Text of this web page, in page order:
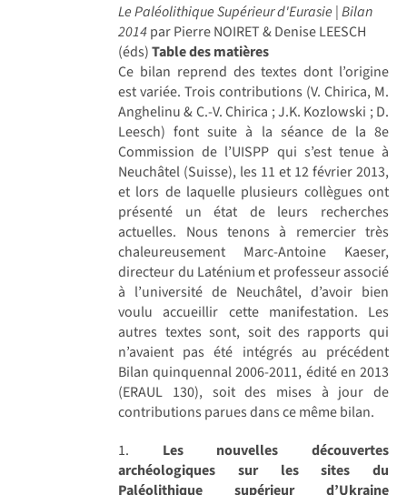
Le Paléolithique Supérieur d'Eurasie | Bilan
2014par Pierre NOIRET & Denise LEESCH
(éds)Table des matières
Ce bilan reprend des textes dont l’origine
est variée. Trois contributions (V. Chirica, M.
Anghelinu & C.-V. Chirica ; J.K. Kozlowski ; D.
Leesch) font suite à la séance de la 8e
Commission de l’UISPP qui s’est tenue à
Neuchâtel (Suisse), les 11 et 12 février 2013,
et lors de laquelle plusieurs collègues ont
présenté un état de leurs recherches
actuelles. Nous tenons à remercier très
chaleureusement Marc-Antoine Kaeser,
directeur du Laténium et professeur associé
à l’université de Neuchâtel, d’avoir bien
voulu accueillir cette manifestation. Les
autres textes sont, soit des rapports qui
n’avaient pas été intégrés au précédent
Bilan quinquennal 2006-2011, édité en 2013
(ERAUL 130), soit des mises à jour de
contributions parues dans ce même bilan.
1. Les nouvelles découvertes
archéologiques sur les sites du
Paléolithique supérieur d’Ukraine